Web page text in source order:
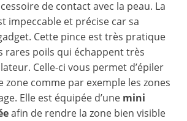
de contact avec la peau. La
impeccable et précise car sa
Cette pince est très pratique
rares poils qui échappent très
Celle-ci vous permet d’épiler
zone comme par exemple les zones
Elle est équipée d’une mini
afin de rendre la zone bien visible